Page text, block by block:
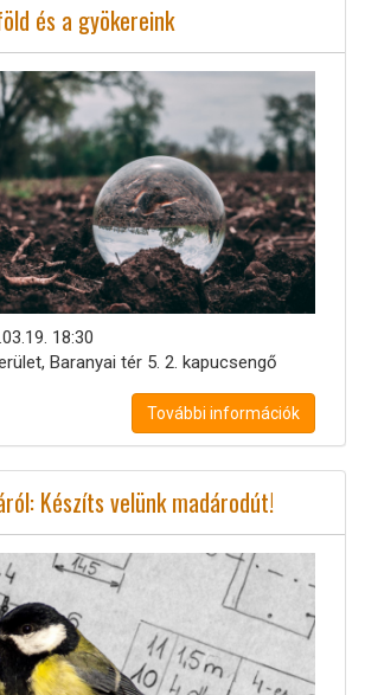
és a gyökereink
18:30
Baranyai tér 5. 2. kapucsengő
További információk
Készíts velünk madárodút!